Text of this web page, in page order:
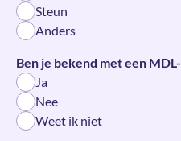
Steun
Anders
Ben je bekend met een
Ja
Nee
Weet ik niet